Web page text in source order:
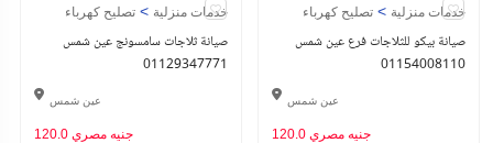
خدمات منزلية > تصليح كهرباء
صيانة ثلاجات سامسونج عين شمس
01129347771
عين شمس
120.0 جنيه مصري
خدمات منزلية > تصليح كهرباء
صيانة بيكو للثلاجات فرع عين شمس
01154008110
عين شمس
120.0 جنيه مصري